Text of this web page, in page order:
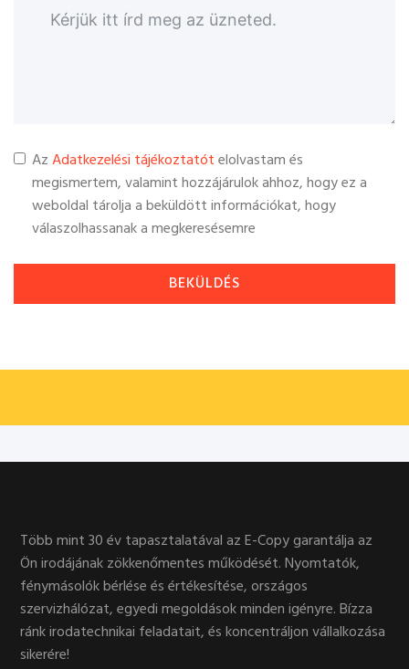
AzAdatkezelési tájékoztatótelolvastam és
megismertem, valamint hozzájárulok ahhoz, hogy ez a
weboldal tárolja a beküldött információkat, hogy
válaszolhassanak a megkeresésemre
BEKÜLDÉS
Több mint 30 év tapasztalatával az E-Copy garantálja az
Ön irodájának zökkenőmentes működését. Nyomtatók,
fénymásolók bérlése és értékesítése, országos
szervizhálózat, egyedi megoldások minden igényre. Bízza
ránk irodatechnikai feladatait, és koncentráljon vállalkozása
sikerére!